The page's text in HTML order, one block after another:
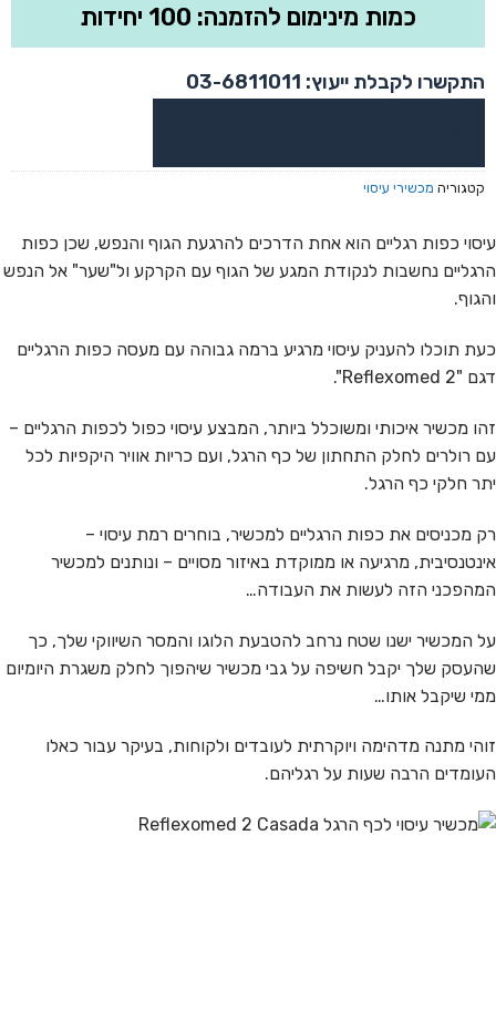
כמות מינימום להזמנה: 100 יחידות
התקשרו לקבלת ייעוץ: 03-6811011
קטגוריה מכשירי עיסוי
עיסוי כפות רגליים הוא אחת הדרכים להרגעת הגוף והנפש, שכן כפות
הרגליים נחשבות לנקודת המגע של הגוף עם הקרקע ול"שער" אל הנפש
והגוף.
כעת תוכלו להעניק עיסוי מרגיע ברמה גבוהה עם מעסה כפות הרגליים
דגם "Reflexomed 2".
זהו מכשיר איכותי ומשוכלל ביותר, המבצע עיסוי כפול לכפות הרגליים –
עם רולרים לחלק התחתון של כף הרגל, ועם כריות אוויר היקפיות לכל
יתר חלקי כף הרגל.
רק מכניסים את כפות הרגליים למכשיר, בוחרים רמת עיסוי –
אינטנסיבית, מרגיעה או ממוקדת באיזור מסויים – ונותנים למכשיר
המהפכני הזה לעשות את העבודה…
על המכשיר ישנו שטח נרחב להטבעת הלוגו והמסר השיווקי שלך, כך
שהעסק שלך יקבל חשיפה על גבי מכשיר שיהפוך לחלק משגרת היומיום
ממי שיקבל אותו…
זוהי מתנה מדהימה ויוקרתית לעובדים ולקוחות, בעיקר עבור כאלו
העומדים הרבה שעות על רגליהם.